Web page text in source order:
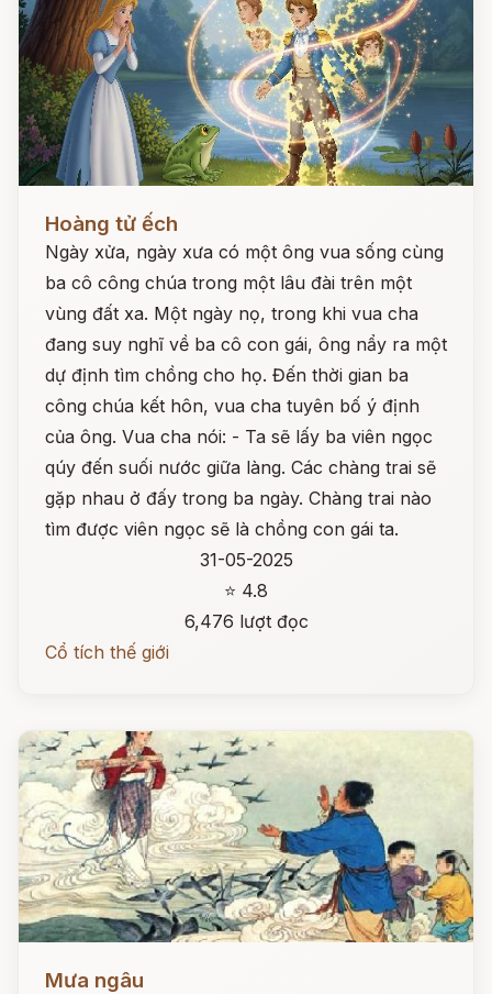
Hoàng tử ếch
Ngày xửa, ngày xưa có một ông vua sống cùng
ba cô công chúa trong một lâu đài trên một
vùng đất xa. Một ngày nọ, trong khi vua cha
đang suy nghĩ về ba cô con gái, ông nẩy ra một
dự định tìm chồng cho họ. Đến thời gian ba
công chúa kết hôn, vua cha tuyên bố ý định
của ông. Vua cha nói: - Ta sẽ lấy ba viên ngọc
qúy đến suối nước giữa làng. Các chàng trai sẽ
gặp nhau ở đấy trong ba ngày. Chàng trai nào
tìm được viên ngọc sẽ là chồng con gái ta.
31-05-2025
⭐ 4.8
6,476 lượt đọc
Cổ tích thế giới
Mưa ngâu